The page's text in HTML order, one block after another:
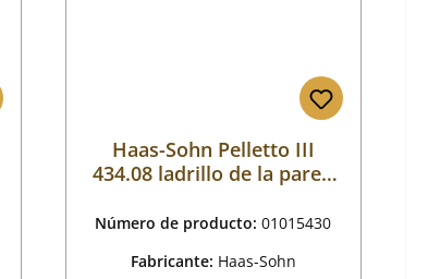
Haas-Sohn Pelletto III
434.08 ladrillo de la pared
Número de producto:01015430
Fabricante: Haas-Sohn